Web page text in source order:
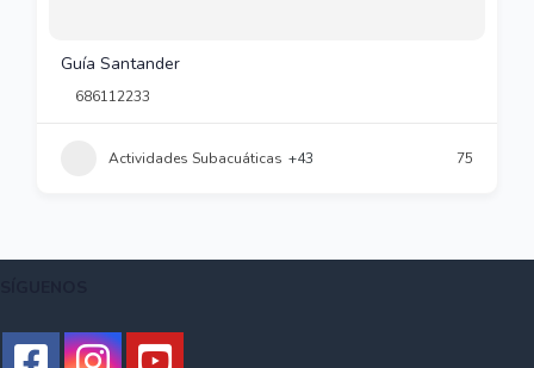
Guía Santander
686112233
Actividades Subacuáticas +43 75